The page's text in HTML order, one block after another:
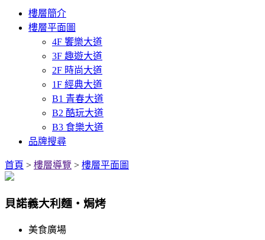
樓層簡介
樓層平面圖
4F 饗樂大道
3F 趣遊大道
2F 時尚大道
1F 經典大道
B1 青春大道
B2 酷玩大道
B3 食樂大道
品牌搜尋
首頁 > 樓層導覽 > 樓層平面圖
貝諾義大利麵‧焗烤
美食廣場